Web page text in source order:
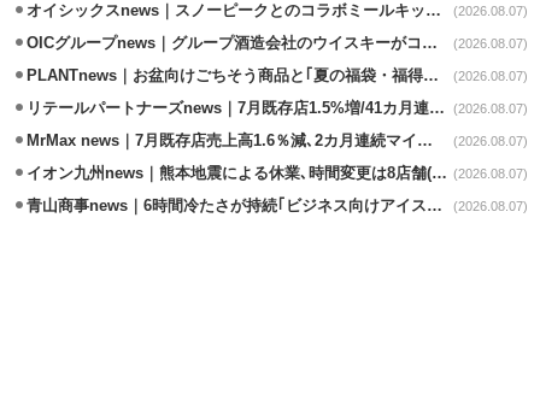
オイシックスnews｜スノーピークとのコラボミールキット8/13発売 (2026.08.07)
OICグループnews｜グループ酒造会社のウイスキーがコンペティション受賞 (2026.08.07)
PLANTnews｜お盆向けごちそう商品と｢夏の福袋・福得カート｣8/8から開催 (2026.08.07)
リテールパートナーズnews｜7月既存店1.5%増/41カ月連続増 (2026.08.07)
MrMax news｜7月既存店売上高1.6％減､2カ月連続マイナス (2026.08.07)
イオン九州news｜熊本地震による休業､時間変更は8店舗(8/7時点) (2026.08.07)
青山商事news｜6時間冷たさが持続｢ビジネス向けアイスベスト｣発売 (2026.08.07)